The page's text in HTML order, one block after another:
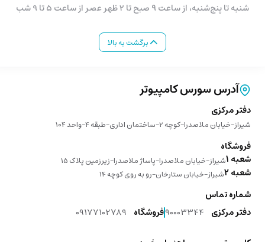
شنبه تا پنج‌شنبه، از ساعت ۹ صبح تا 2 ظهر عصر از ساعت 5 تا 9 شب
برگشت به بالا
آدرس سورس کامپیوتر
دفتر مرکزی
شیراز-خیابان ملاصدرا-کوچه 2-ساختمان اداری-طبقه 4-واحد 104
فروشگاه
شعبه 1 شیراز-خیابان ملاصدرا-پاساژ ملاصدرا-زیرزمین پلاک 15
شعبه 2 شیراز-خیابان ستارخان-رو به روی کوچه 14
شماره تماس
دفتر مرکزی
90003344فروشگاه 09177102789